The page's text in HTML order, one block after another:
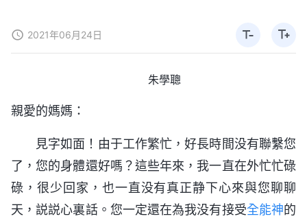
2021年06月24日
朱學聰
親愛的媽媽：
見字如面！由于工作繁忙，好長時間没有聯繫您
了，您的身體還好嗎？這些年來，我一直在外忙忙碌
碌，很少回家，也一直没有真正静下心來與您聊聊
天，説説心裏話。您一定還在為我没有接受全能神的